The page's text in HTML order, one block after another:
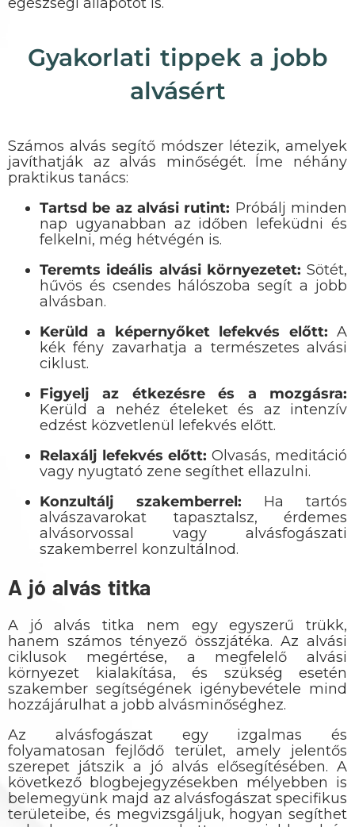
Gyakorlati tippek a jobb
alvásért
Számos alvás segítő módszer létezik, amelyek
javíthatják az alvás minőségét. Íme néhány
praktikus tanács:
Tartsd be az alvási rutint: Próbálj minden
nap ugyanabban az időben lefeküdni és
felkelni, még hétvégén is.
Teremts ideális alvási környezetet: Sötét,
hűvös és csendes hálószoba segít a jobb
alvásban.
Kerüld a képernyőket lefekvés előtt: A
kék fény zavarhatja a természetes alvási
ciklust.
Figyelj az étkezésre és a mozgásra:
Kerüld a nehéz ételeket és az intenzív
edzést közvetlenül lefekvés előtt.
Relaxálj lefekvés előtt: Olvasás, meditáció
vagy nyugtató zene segíthet ellazulni.
Konzultálj szakemberrel: Ha tartós
alvászavarokat tapasztalsz, érdemes
alvásorvossal vagy alvásfogászati
szakemberrel konzultálnod.
A jó alvás titka
A jó alvás titka nem egy egyszerű trükk,
hanem számos tényező összjátéka. Az alvási
ciklusok megértése, a megfelelő alvási
környezet kialakítása, és szükség esetén
szakember segítségének igénybevétele mind
hozzájárulhat a jobb alvásminőséghez.
Az alvásfogászat egy izgalmas és
folyamatosan fejlődő terület, amely jelentős
szerepet játszik a jó alvás elősegítésében. A
következő blogbejegyzésekben mélyebben is
belemegyünk majd az alvásfogászat specifikus
területeibe, és megvizsgáljuk, hogyan segíthet